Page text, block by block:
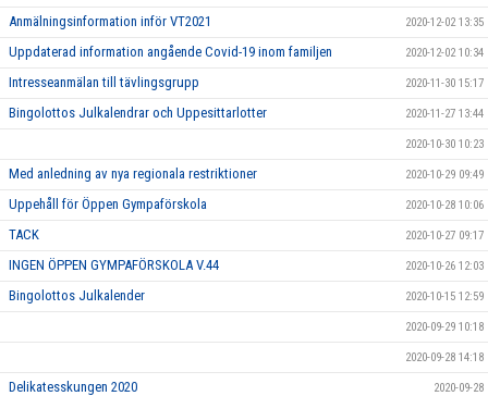
Anmälningsinformation inför VT2021 2020-12-02 13:35
Uppdaterad information angående Covid-19 inom familjen 2020-12-02 10:34
Intresseanmälan till tävlingsgrupp 2020-11-30 15:17
Bingolottos Julkalendrar och Uppesittarlotter 2020-11-27 13:44
2020-10-30 10:23
Med anledning av nya regionala restriktioner 2020-10-29 09:49
Uppehåll för Öppen Gympaförskola 2020-10-28 10:06
TACK 2020-10-27 09:17
INGEN ÖPPEN GYMPAFÖRSKOLA V.44 2020-10-26 12:03
Bingolottos Julkalender 2020-10-15 12:59
2020-09-29 10:18
2020-09-28 14:18
Delikatesskungen 2020 2020-09-28